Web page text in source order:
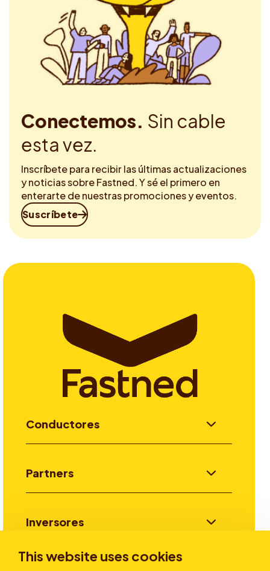
This website uses cookies
Conectemos. Sin cable
esta vez.
Inscríbete para recibir las últimas actualizaciones
y noticias sobre Fastned. Y sé el primero en
enterarte de nuestras promociones y eventos.
Suscríbete
Conductores
Partners
Inversores